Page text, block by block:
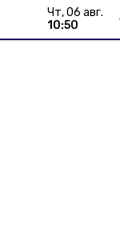
чт, 06 авг.
10:50